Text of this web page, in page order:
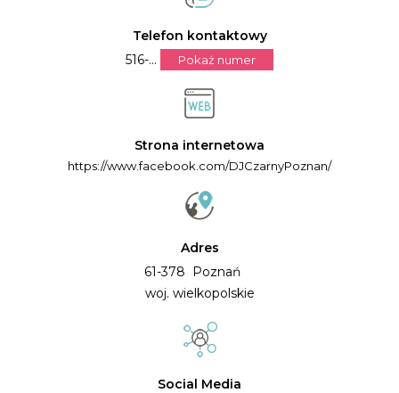
Telefon kontaktowy
516-...
Pokaż numer
Strona internetowa
https://www.facebook.com/DJCzarnyPoznan/
Adres
61-378 Poznań
woj. wielkopolskie
Social Media